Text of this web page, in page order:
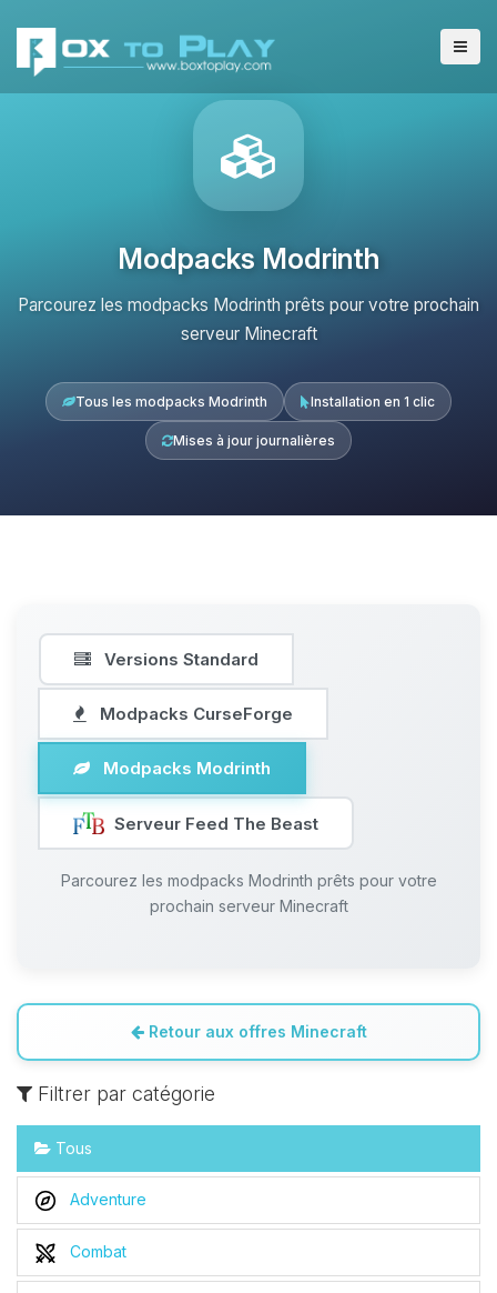
Modpacks Modrinth
Parcourez les modpacks Modrinth prêts pour votre prochain
serveur Minecraft
Tous les modpacks Modrinth Installation en 1 clic
Mises à jour journalières
Versions Standard
Modpacks CurseForge
Modpacks Modrinth
Serveur Feed The Beast
Parcourez les modpacks Modrinth prêts pour votre
prochain serveur Minecraft
Retour aux offres Minecraft
Filtrer par catégorie
Tous
Adventure
Combat